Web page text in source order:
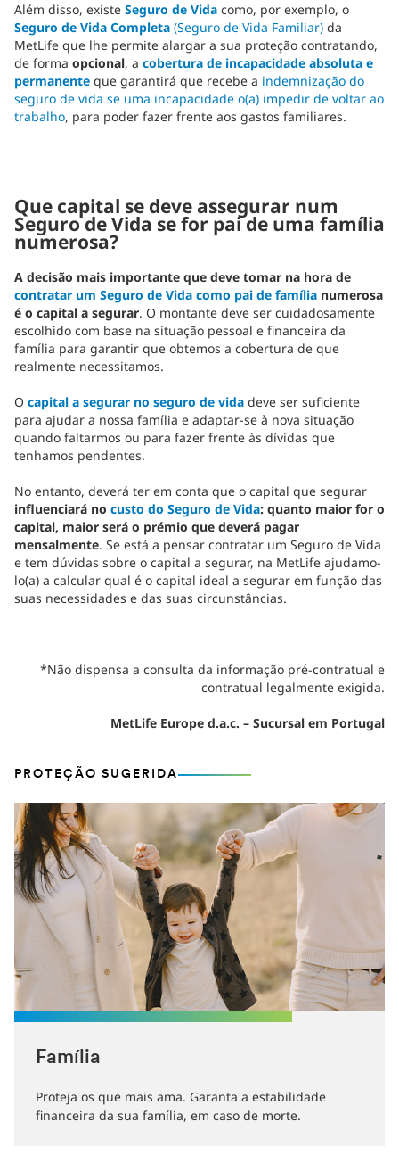
Além disso, existe Seguro de Vida como, por exemplo, o
Seguro de Vida Completa (Seguro de Vida Familiar) da
MetLife que lhe permite alargar a sua proteção contratando,
de forma opcional, a cobertura de incapacidade absoluta e
permanente que garantirá que recebe a indemnização do
seguro de vida se uma incapacidade o(a) impedir de voltar ao
trabalho, para poder fazer frente aos gastos familiares.
Que capital se deve assegurar num
Seguro de Vida se for pai de uma família
numerosa?
A decisão mais importante que deve tomar na hora de
contratar um Seguro de Vida como pai de família numerosa
é o capital a segurar. O montante deve ser cuidadosamente
escolhido com base na situação pessoal e financeira da
família para garantir que obtemos a cobertura de que
realmente necessitamos.
O capital a segurar no seguro de vida deve ser suficiente
para ajudar a nossa família e adaptar-se à nova situação
quando faltarmos ou para fazer frente às dívidas que
tenhamos pendentes.
No entanto, deverá ter em conta que o capital que segurar
influenciará no custo do Seguro de Vida: quanto maior for o
capital, maior será o prémio que deverá pagar
mensalmente. Se está a pensar contratar um Seguro de Vida
e tem dúvidas sobre o capital a segurar, na MetLife ajudamo-
lo(a) a calcular qual é o capital ideal a segurar em função das
suas necessidades e das suas circunstâncias.
*Não dispensa a consulta da informação pré-contratual e
contratual legalmente exigida.
MetLife Europe d.a.c. – Sucursal em Portugal
PROTEÇÃO SUGERIDA
Família
Proteja os que mais ama. Garanta a estabilidade
financeira da sua família, em caso de morte.